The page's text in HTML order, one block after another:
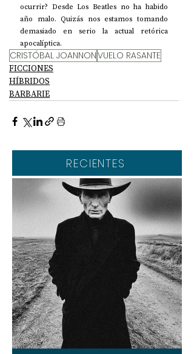
ocurrir? Desde Los Beatles no ha habido
año malo. Quizás nos estamos tomando
demasiado en serio la actual retórica
apocalíptica.
CRISTÓBAL JOANNONVUELO RASANTE
FICCIONES
HÍBRIDOS
BARBARIE
RECIENTES